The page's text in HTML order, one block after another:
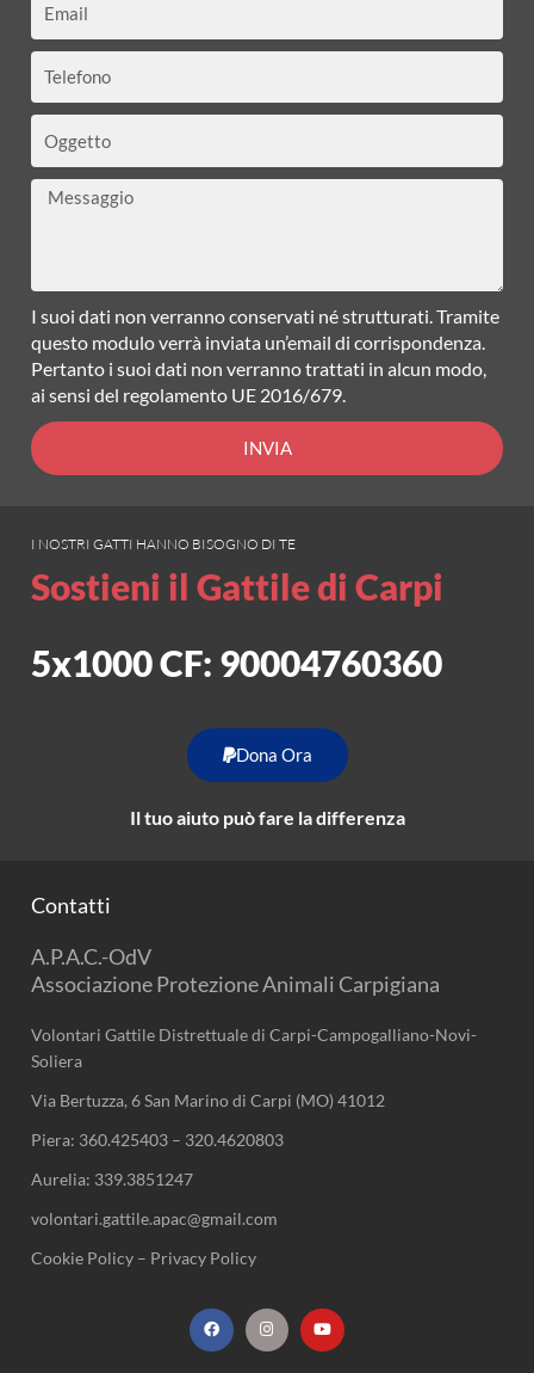
Messaggio
I suoi dati non verranno conservati né strutturati. Tramite
questo modulo verrà inviata un’email di corrispondenza.
Pertanto i suoi dati non verranno trattati in alcun modo,
ai sensi del regolamento UE 2016/679.
INVIA
I NOSTRI GATTI HANNO BISOGNO DI TE
Sostieni il Gattile di Carpi
5x1000 CF: 90004760360
Dona Ora
Il tuo aiuto può fare la differenza
Contatti
A.P.A.C.-OdV
Associazione Protezione Animali Carpigiana
Volontari Gattile Distrettuale di Carpi-Campogalliano-Novi-
Soliera
Via Bertuzza, 6 San Marino di Carpi (MO) 41012
Piera: 360.425403 – 320.4620803
Aurelia: 339.3851247
volontari.gattile.apac@gmail.com
Cookie Policy – Privacy Policy
F
a
I
n
Y
o